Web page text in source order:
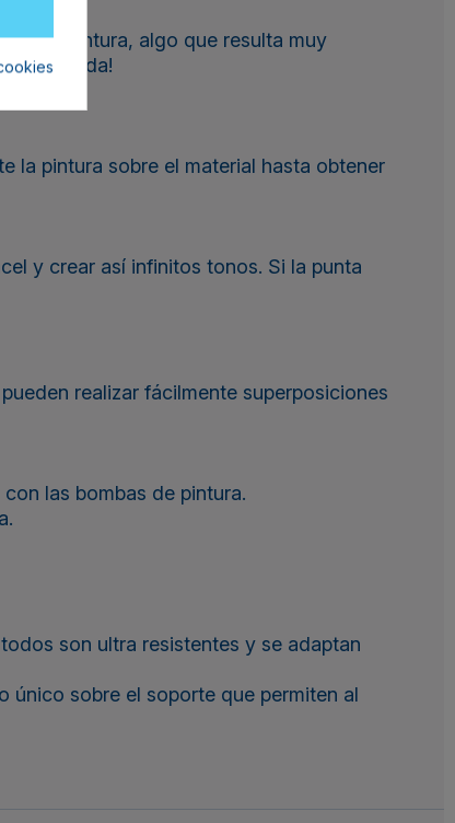
de la pintura, algo que resulta muy
colorida!
la pintura sobre el material hasta obtener
y crear así infinitos tonos. Si la punta
realizar fácilmente superposiciones
las bombas de pintura.
son ultra resistentes y se adaptan
único sobre el soporte que permiten al